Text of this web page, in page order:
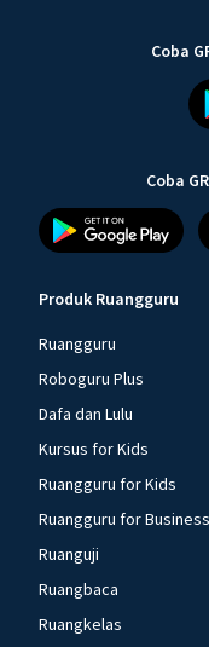
Coba
Coba
Produk Ruangguru
Ruangguru
Roboguru Plus
Dafa dan Lulu
Kursus for Kids
Ruangguru for Kids
Ruangguru for Business
Ruanguji
Ruangbaca
Ruangkelas